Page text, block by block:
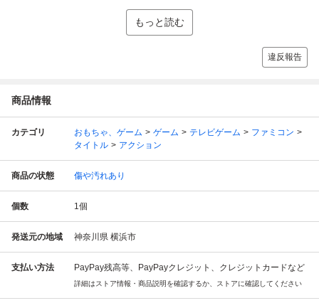
もっと読む
違反報告
商品情報
カテゴリ おもちゃ、ゲーム ゲーム テレビゲーム
ファミコン
タイトル
アクション
商品の状態 傷や汚れあり
個数 1個
発送元の地域 神奈川県 横浜市
支払い方法 PayPay残高等、PayPayクレジット、クレジットカードなど
詳細はストア情報・商品説明を確認するか、ストアに確認してください